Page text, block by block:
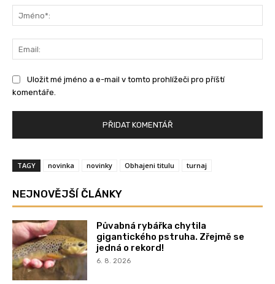
Uložit mé jméno a e-mail v tomto prohlížeči pro příští
komentáře.
TAGY novinka novinky Obhajeni titulu turnaj
NEJNOVĚJŠÍ ČLÁNKY
Půvabná rybářka chytila
gigantického pstruha. Zřejmě se
jedná o rekord!
6. 8. 2026